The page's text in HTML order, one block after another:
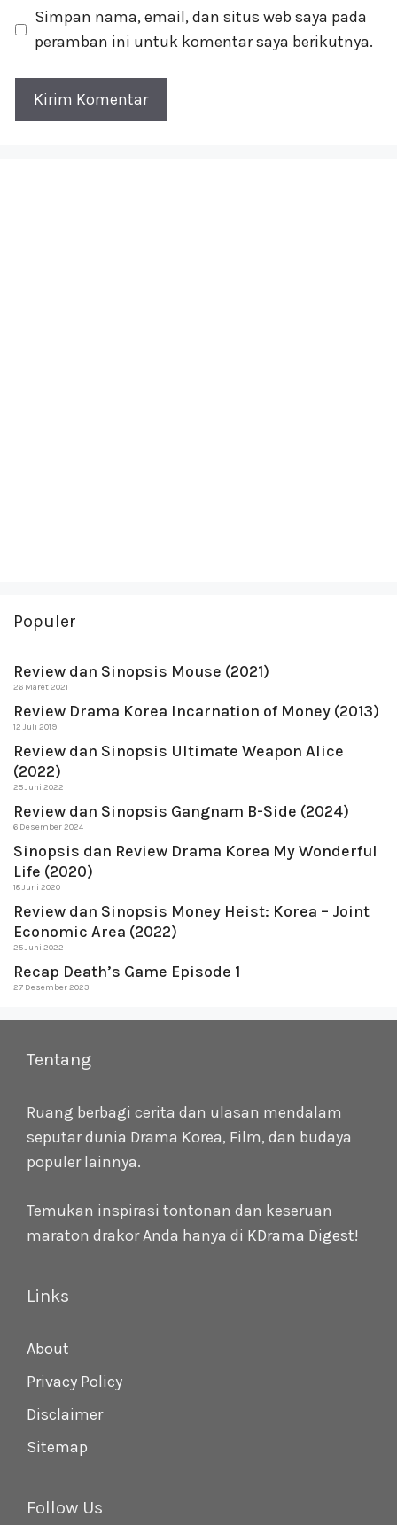
Simpan nama, email, dan situs web saya pada
peramban ini untuk komentar saya berikutnya.
Populer
Review dan Sinopsis Mouse (2021)
26 Maret 2021
Review Drama Korea Incarnation of Money (2013)
12 Juli 2019
Review dan Sinopsis Ultimate Weapon Alice
(2022)
25 Juni 2022
Review dan Sinopsis Gangnam B-Side (2024)
6 Desember 2024
Sinopsis dan Review Drama Korea My Wonderful
Life (2020)
18 Juni 2020
Review dan Sinopsis Money Heist: Korea – Joint
Economic Area (2022)
25 Juni 2022
Recap Death’s Game Episode 1
27 Desember 2023
Tentang
Ruang berbagi cerita dan ulasan mendalam
seputar dunia Drama Korea, Film, dan budaya
populer lainnya.
Temukan inspirasi tontonan dan keseruan
maraton drakor Anda hanya di KDrama Digest!
Links
About
Privacy Policy
Disclaimer
Sitemap
Follow Us